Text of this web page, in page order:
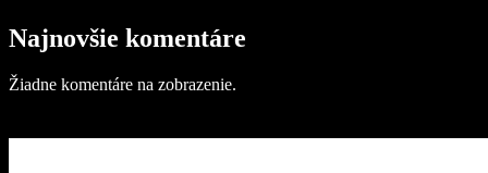
Najnovšie komentáre
Žiadne komentáre na zobrazenie.